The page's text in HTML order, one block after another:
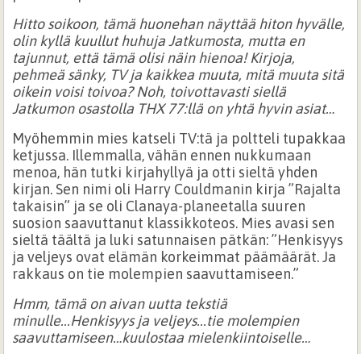
Hitto soikoon, tämä huonehan näyttää hiton hyvälle,
olin kyllä kuullut huhuja Jatkumosta, mutta en
tajunnut, että tämä olisi näin hienoa! Kirjoja,
pehmeä sänky, TV ja kaikkea muuta, mitä muuta sitä
oikein voisi toivoa? Noh, toivottavasti siellä
Jatkumon osastolla THX 77:llä on yhtä hyvin asiat…
Myöhemmin mies katseli TV:tä ja poltteli tupakkaa
ketjussa. Illemmalla, vähän ennen nukkumaan
menoa, hän tutki kirjahyllyä ja otti sieltä yhden
kirjan. Sen nimi oli Harry Couldmanin kirja ”Rajalta
takaisin” ja se oli Clanaya-planeetalla suuren
suosion saavuttanut klassikkoteos. Mies avasi sen
sieltä täältä ja luki satunnaisen pätkän: ”Henkisyys
ja veljeys ovat elämän korkeimmat päämäärät. Ja
rakkaus on tie molempien saavuttamiseen.”
Hmm, tämä on aivan uutta tekstiä
minulle...Henkisyys ja veljeys...tie molempien
saavuttamiseen…kuulostaa mielenkiintoiselle…